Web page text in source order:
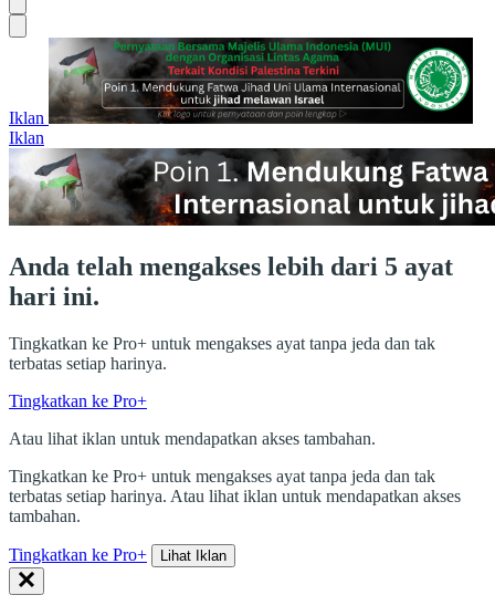
Iklan
Iklan
Anda telah mengakses lebih dari 5 ayat
hari ini.
Tingkatkan ke Pro+ untuk mengakses ayat tanpa jeda dan tak
terbatas setiap harinya.
Tingkatkan ke Pro+
Atau lihat iklan untuk mendapatkan akses tambahan.
Tingkatkan ke Pro+ untuk mengakses ayat tanpa jeda dan tak
terbatas setiap harinya. Atau lihat iklan untuk mendapatkan akses
tambahan.
Tingkatkan ke Pro+ Lihat Iklan